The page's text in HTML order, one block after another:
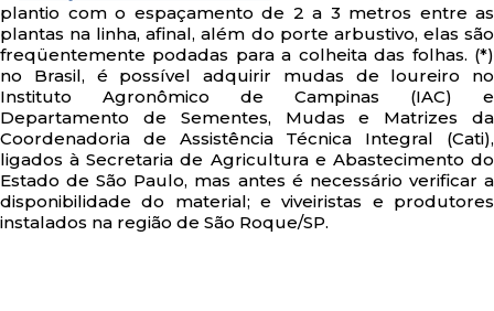
plantio com o espaçamento de 2 a 3 metros entre as
plantas na linha, afinal, além do porte arbustivo, elas são
freqüentemente podadas para a colheita das folhas. (*)
no Brasil, é possível adquirir mudas de loureiro no
Instituto Agronômico de Campinas (IAC) e
Departamento de Sementes, Mudas e Matrizes da
Coordenadoria de Assistência Técnica Integral (Cati),
ligados à Secretaria de Agricultura e Abastecimento do
Estado de São Paulo, mas antes é necessário verificar a
disponibilidade do material; e viveiristas e produtores
instalados na região de São Roque/SP.